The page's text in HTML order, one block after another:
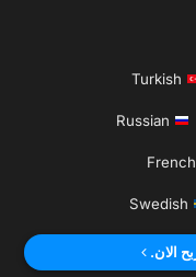
Turkish
Russian
French
Swedish
Dutch